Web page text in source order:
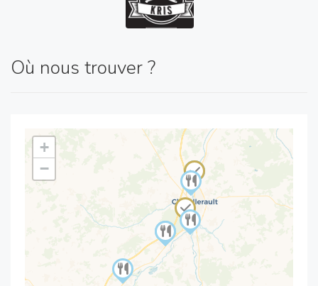
Où nous trouver ?
+
−